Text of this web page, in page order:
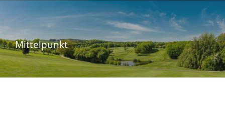
Mittelpunkt